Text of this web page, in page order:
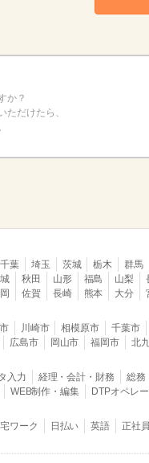
か？
ただけたら、
千葉 埼玉 茨城 栃木 群馬
秋田 山形 福島 山梨
佐賀 長崎 熊本 大分
川崎市 相模原市 千葉市
広島市 岡山市 福岡市 北
入力 経理・会計・財務 総務
WEB制作・編集 DTPオペレ
ワーク 日払い 英語 正社員